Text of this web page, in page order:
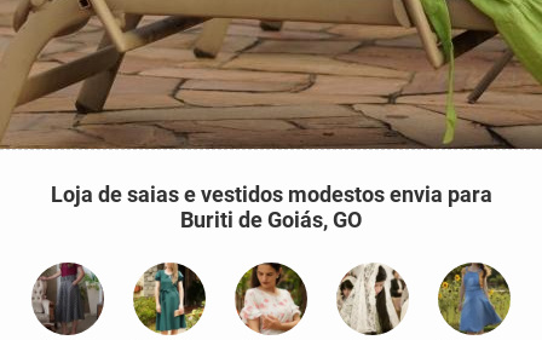
Loja de saias e vestidos modestos envia para
Buriti de Goiás, GO